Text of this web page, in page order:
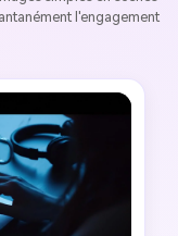
l'engagement